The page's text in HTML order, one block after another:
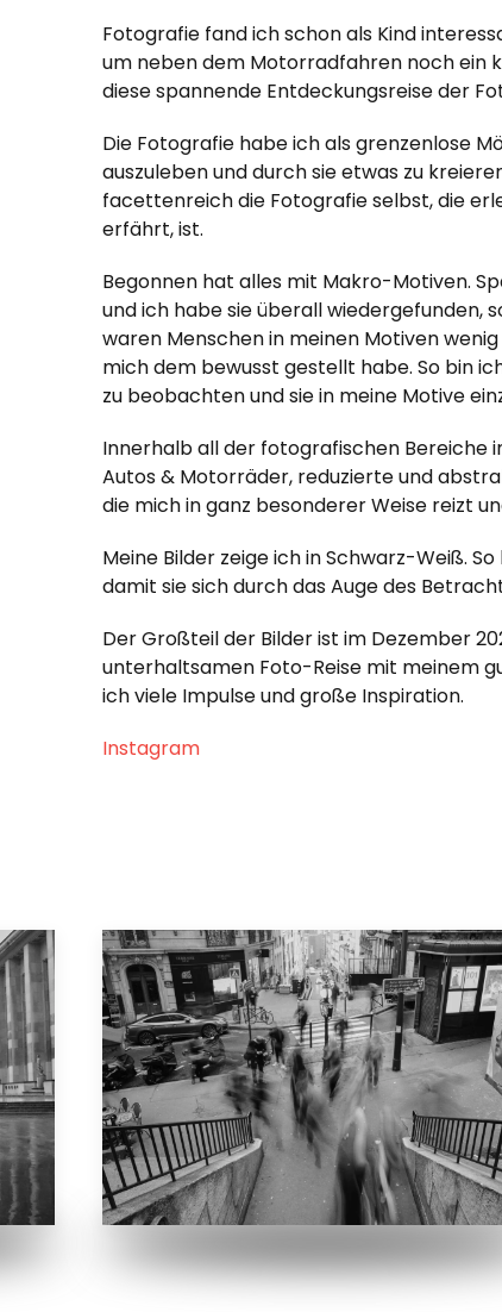
Fotografie fand ich schon als Kind
um neben dem Motorradfahren noch ein
diese spannende Entdeckungsreise der
Die Fotografie habe ich als grenzenlose
auszuleben und durch sie etwas zu
facettenreich die Fotografie selbst, die
erfährt, ist.
Begonnen hat alles mit Makro-Motiven.
und ich habe sie überall wiedergefunden,
waren Menschen in meinen Motiven
mich dem bewusst gestellt habe. So bin
zu beobachten und sie in meine Motive
Innerhalb all der fotografischen Bereiche
Autos & Motorräder, reduzierte und
die mich in ganz besonderer Weise reizt
Meine Bilder zeige ich in Schwarz-Weiß.
damit sie sich durch das Auge des
Der Großteil der Bilder ist im Dezember
unterhaltsamen Foto-Reise mit meinem
ich viele Impulse und große Inspiration.
Instagram
Paris, Montmartre Langzeitbelichtung bei
einer Metrostation in Montmartre. Stefan
macht Langzeitbelichtungen. Das muss ich
auch einmal ausprobieren. Das war die
Beste Aufnahme von ca. 50 die ich gemacht
habe. Die Menschen sollten einigermaßen
gleichmäßig von beiden Seiten in den Tunnel
laufen.
VERGRÖSSERN